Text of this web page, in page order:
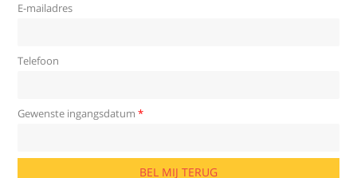
E-mailadres
Telefoon
Gewenste ingangsdatum*